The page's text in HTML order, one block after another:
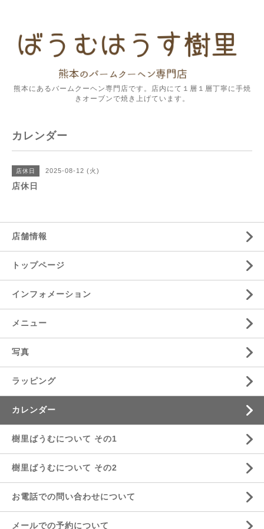
熊本にあるバームクーヘン専門店です。店内にて１層１層丁寧に手焼
きオーブンで焼き上げています。
カレンダー
店休日 2025-08-12 (火)
店休日
店舗情報
トップページ
インフォメーション
メニュー
写真
ラッピング
カレンダー
樹里ばうむについて その1
樹里ばうむについて その2
お電話での問い合わせについて
メールでの予約について